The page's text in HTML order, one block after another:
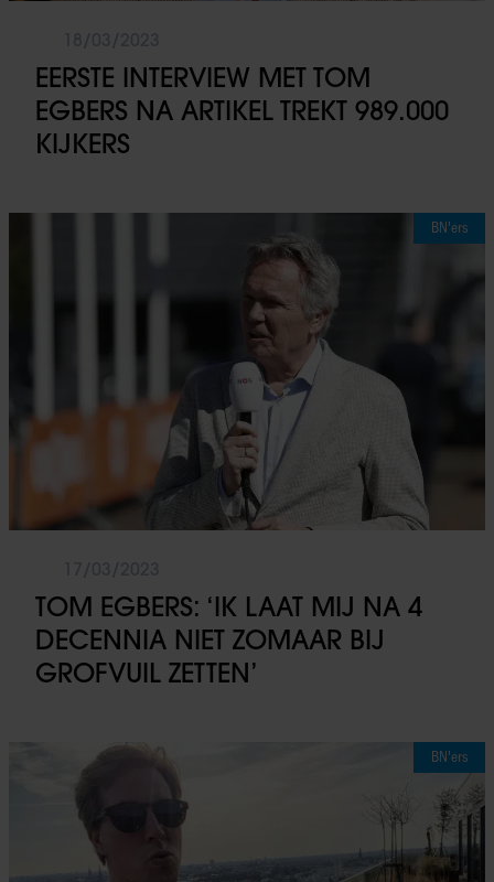
EERSTE INTERVIEW MET TOM
EGBERS NA ARTIKEL TREKT 989.000
KIJKERS
BN'ers
TOM EGBERS: ‘IK LAAT MIJ NA 4
DECENNIA NIET ZOMAAR BIJ
GROFVUIL ZETTEN’
BN'ers